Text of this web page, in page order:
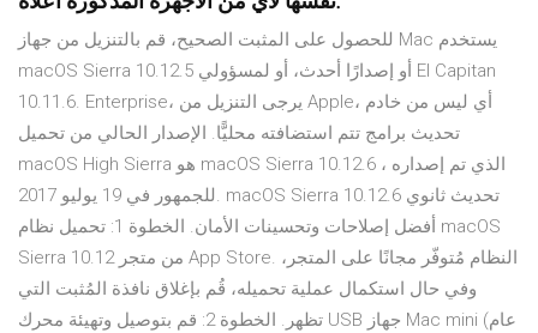
للحصول على المثبت الصحيح، قم بالتنزيل من جهاز Mac يستخدم
macOS Sierra 10.12.5 أو إصدارًا أحدث، أو لمسؤولي El Capitan
10.11.6. Enterprise، يرجى التنزيل من Apple، أي ليس من خادم
تحديث برامج تتم استضافته محليًّا. الإصدار الحالي من تحميل
macOS High Sierra هو macOS Sierra 10.12.6 ، الذي تم إصداره
للجمهور في 19 يوليو 2017. macOS Sierra 10.12.6 تحديث ثانوي
أفضل إصلاحات وتحسينات الأمان. الخطوة 1: تحميل نظام macOS
Sierra 10.12 من متجر App Store. النظام مُتوفّر مجانًا على المتجر،
وفي حال استكمال عملية تحميله، قُم بإغلاق نافذة المُثبت التي
تظهر. الخطوة 2: قم بتوصيل وتهيئة محرك USB جهاز Mac mini (عام